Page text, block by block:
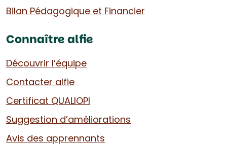
Bilan Pédagogique et Financier
Connaître alfie
Découvrir l’équipe
Contacter alfie
Certificat QUALIOPI
Suggestion d’améliorations
Avis des apprennants